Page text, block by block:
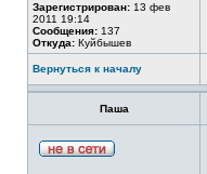
Зарегистрирован: 13 фев
2011 19:14
Сообщения: 137
Откуда: Куйбышев
Вернуться к началу
Паша